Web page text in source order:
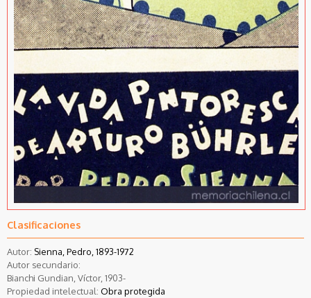
Clasificaciones
Autor: Sienna, Pedro, 1893-1972
Autor secundario:
Bianchi Gundian, Víctor, 1903-
Propiedad intelectual: Obra protegida